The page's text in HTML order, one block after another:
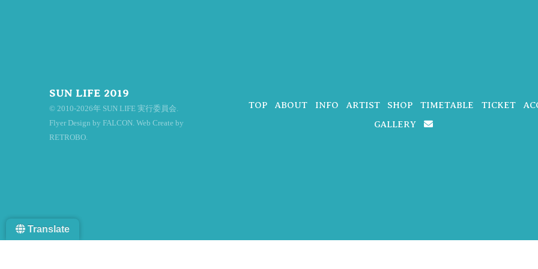
ゲ
シ
SUN LIFE 2019
© 2010-2026年 SUN LIFE 実行委員会.
Flyer Design by FALCON. Web Create by
RETROBO.
TOP ABOUT INFO ARTIST SHOP TIMETABLE TICKET
GALLERY
Translate